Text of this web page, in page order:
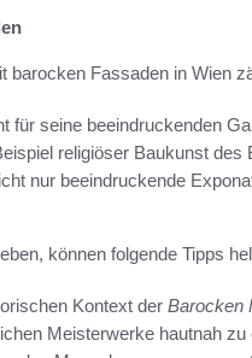
barocken Fassaden in Wien
für seine beeindruckenden
religiöser Baukunst des
nur beeindruckende
können folgende Tipps
Kontext der Barocken
Meisterwerke hautnah zu